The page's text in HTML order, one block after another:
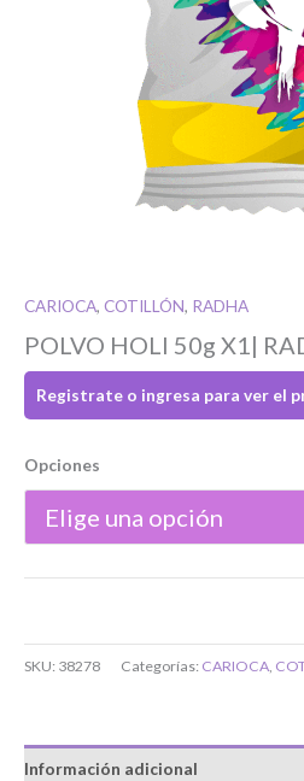
CARIOCA, COTILLÓN, RADHA
POLVO HOLI 50g X1|
Registrate o ingresa para ver el
Opciones
SKU: 38278 Categorías: CARIOCA
Información adicional
Si tenés
Toca